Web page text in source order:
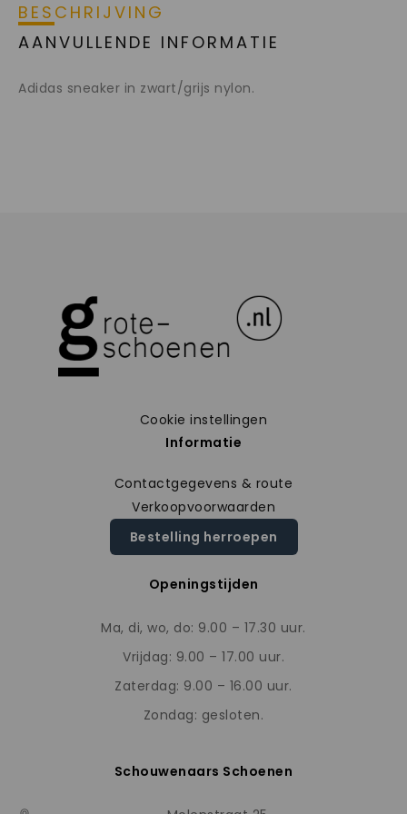
BESCHRIJVING
AANVULLENDE INFORMATIE
Adidas sneaker in zwart/grijs nylon.
Cookie instellingen
Informatie
Contactgegevens & route
Verkoopvoorwaarden
Bestelling herroepen
Openingstijden
Ma, di, wo, do: 9.00 – 17.30 uur.
Vrijdag: 9.00 – 17.00 uur.
Zaterdag: 9.00 – 16.00 uur.
Zondag: gesloten.
Schouwenaars Schoenen